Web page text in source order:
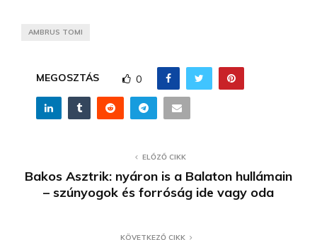
AMBRUS TOMI
MEGOSZTÁS 0
ELŐZŐ CIKK
Bakos Asztrik: nyáron is a Balaton hullámain
– szúnyogok és forróság ide vagy oda
KÖVETKEZŐ CIKK